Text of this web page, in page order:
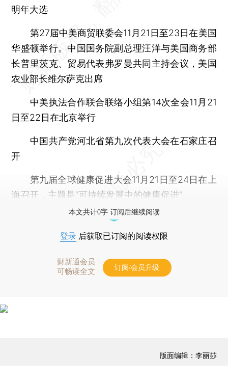
明年大选
第27届中美商贸联委会11月21日至23日在美国
华盛顿举行。中国国务院副总理汪洋与美国商务部
长普里茨克、贸易代表弗罗曼共同主持会议，美国
农业部长维尔萨克出席
中美执法合作联合联络小组第14次全会11月21
日至22日在北京举行
中国共产党河北省第九次代表大会在石家庄召
开
第九届全球健康促进大会11月21日至24日在上
海召开，主题是“可持续发展中的健康促进”
本文共计0字 订阅后继续阅读
登录 后获取已订阅的阅读权限
财新通会员
可畅读全文
订阅/会员升级
版面编辑：李丽莎